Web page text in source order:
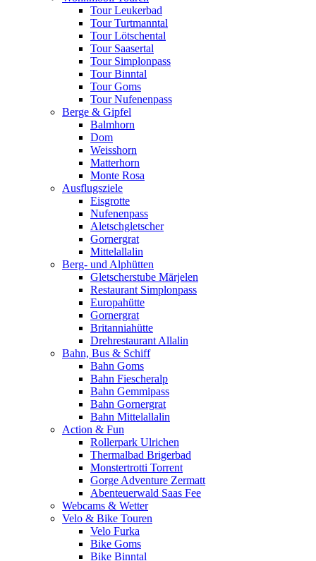
Tour Leukerbad
Tour Turtmanntal
Tour Lötschental
Tour Saasertal
Tour Simplonpass
Tour Binntal
Tour Goms
Tour Nufenenpass
Berge & Gipfel
Balmhorn
Dom
Weisshorn
Matterhorn
Monte Rosa
Ausflugsziele
Eisgrotte
Nufenenpass
Aletschgletscher
Gornergrat
Mittelallalin
Berg- und Alphütten
Gletscherstube Märjelen
Restaurant Simplonpass
Europahütte
Gornergrat
Britanniahütte
Drehrestaurant Allalin
Bahn, Bus & Schiff
Bahn Goms
Bahn Fiescheralp
Bahn Gemmipass
Bahn Gornergrat
Bahn Mittelallalin
Action & Fun
Rollerpark Ulrichen
Thermalbad Brigerbad
Monstertrotti Torrent
Gorge Adventure Zermatt
Abenteuerwald Saas Fee
Webcams & Wetter
Velo & Bike Touren
Velo Furka
Bike Goms
Bike Binntal